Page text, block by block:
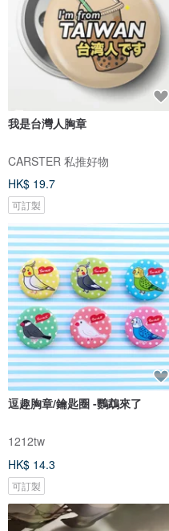
我是台灣人胸章
CARSTER 私推好物
HK$ 19.7
可訂製
逗趣胸章/鑰匙圈 -鸚鵡來了
1212tw
HK$ 14.3
可訂製